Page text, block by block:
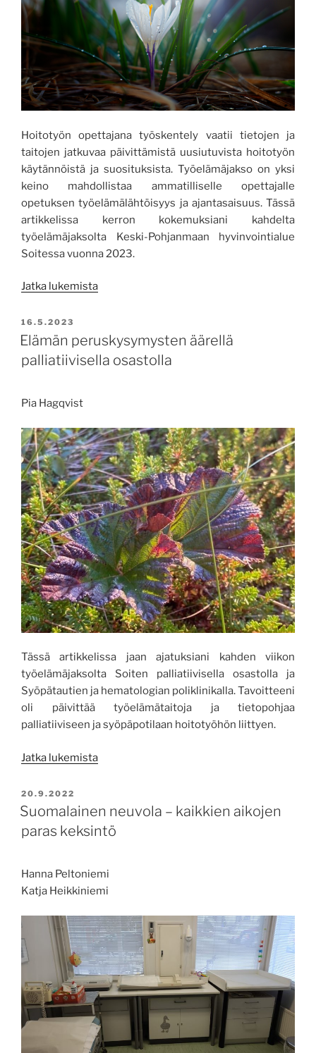
Hoitotyön opettajana työskentely vaatii tietojen ja
taitojen jatkuvaa päivittämistä uusiutuvista hoitotyön
käytännöistä ja suosituksista. Työelämäjakso on yksi
keino mahdollistaa ammatilliselle opettajalle
opetuksen työelämälähtöisyys ja ajantasaisuus. Tässä
artikkelissa kerron kokemuksiani kahdelta
työelämäjaksolta Keski-Pohjanmaan hyvinvointialue
Soitessa vuonna 2023.
Jatka lukemista”Työelämäjakso
ja
opiskelijaa”
JULKAISTU
16.5.2023
Elämän peruskysymysten äärellä
palliatiivisella osastolla
Pia Hagqvist
Tässä artikkelissa jaan ajatuksiani kahden viikon
työelämäjaksolta Soiten palliatiivisella osastolla ja
Syöpätautien ja hematologian poliklinikalla. Tavoitteeni
oli päivittää työelämätaitoja ja tietopohjaa
palliatiiviseen ja syöpäpotilaan hoitotyöhön liittyen.
Jatka lukemista”Elämän
palliatiivisella
osastolla”
JULKAISTU
20.9.2022
Suomalainen neuvola – kaikkien aikojen
paras keksintö
Hanna Peltoniemi
Katja Heikkiniemi